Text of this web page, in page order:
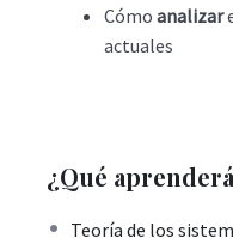
Cómo analizar
actuales
¿Qué
Teoría de los